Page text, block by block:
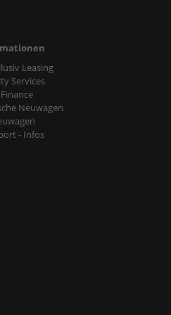
Leasing
Services
Neuwagen
- Infos